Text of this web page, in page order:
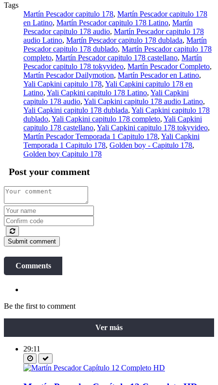
Tags
Martín Pescador capitulo 178, Martín Pescador capitulo 178
en Latino, Martín Pescador capitulo 178 Latino, Martín
Pescador capitulo 178 audio, Martín Pescador capitulo 178
audio Latino, Martín Pescador capitulo 178 dublada, Martín
Pescador capitulo 178 dublado, Martín Pescador capitulo 178
completo, Martín Pescador capitulo 178 castellano, Martín
Pescador capitulo 178 tokyvideo, Martín Pescador Completo,
Martín Pescador Dailymotion, Martín Pescador en Latino,
Yali Capkini capitulo 178, Yali Capkini capitulo 178 en
Latino, Yali Capkini capitulo 178 Latino, Yali Capkini
capitulo 178 audio, Yali Capkini capitulo 178 audio Latino,
Yali Capkini capitulo 178 dublada, Yali Capkini capitulo 178
dublado, Yali Capkini capitulo 178 completo, Yali Capkini
capitulo 178 castellano, Yali Capkini capitulo 178 tokyvideo,
Martín Pescador Temporada 1 Capitulo 178, Yali Capkini
Temporada 1 Capitulo 178, Golden boy - Capitulo 178,
Golden boy Capitulo 178
Post your comment
Submit comment
Comments
Be the first to comment
Ver más
29:11